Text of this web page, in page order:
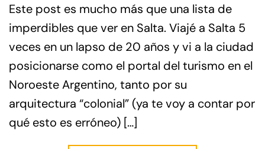
Este post es mucho más que una lista de
imperdibles que ver en Salta. Viajé a Salta 5
veces en un lapso de 20 años y vi a la ciudad
posicionarse como el portal del turismo en el
Noroeste Argentino, tanto por su
arquitectura “colonial” (ya te voy a contar por
qué esto es erróneo) […]